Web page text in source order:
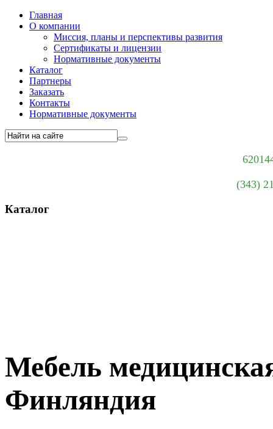
Главная
О компании
Миссия, планы и перспективы развития
Сертификаты и лицензии
Нормативные документы
Каталог
Партнеры
Заказать
Контакты
Нормативные документы
(343)
Каталог
Мебель
Финляндия